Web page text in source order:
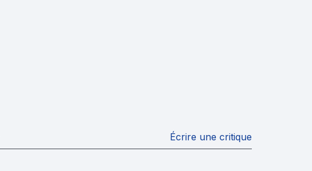
Écrire une critique